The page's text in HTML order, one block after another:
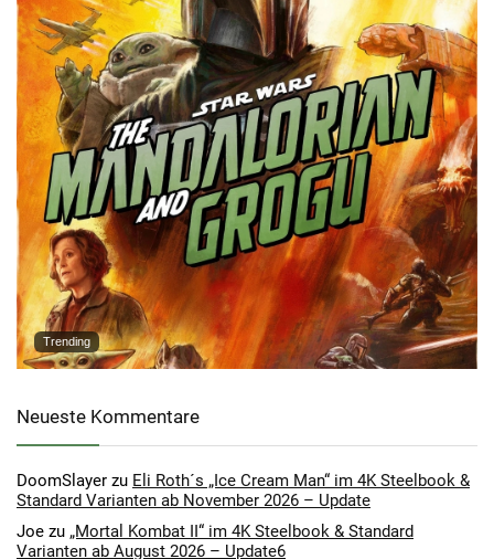
Trending
Neueste Kommentare
DoomSlayer zu Eli Roth´s „Ice Cream Man“ im 4K Steelbook &
Standard Varianten ab November 2026 – Update
Joe zu „Mortal Kombat II“ im 4K Steelbook & Standard
Varianten ab August 2026 – Update6